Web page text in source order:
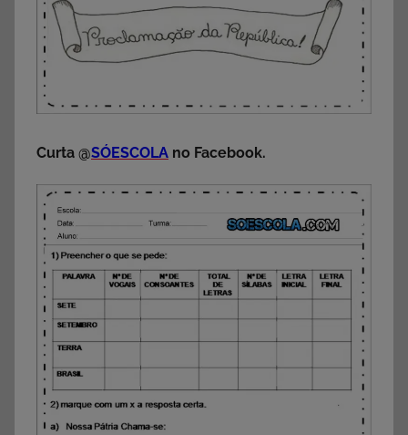
Curta @SÓESCOLA no Facebook.